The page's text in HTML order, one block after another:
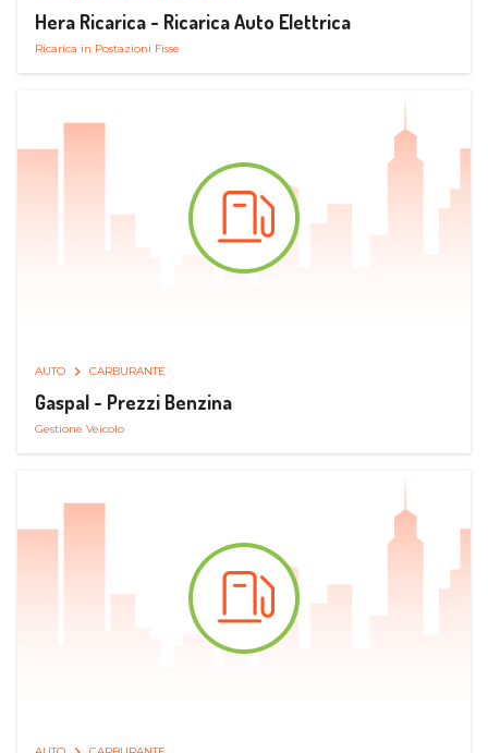
Hera Ricarica - Ricarica Auto Elettrica
Ricarica in Postazioni Fisse
AUTO CARBURANTE
Gaspal - Prezzi Benzina
Gestione Veicolo